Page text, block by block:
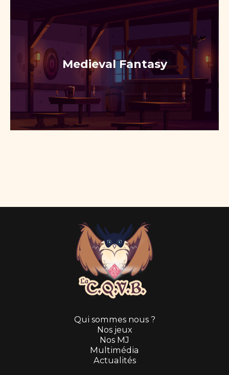
Medieval Fantasy
Qui sommes nous ?
Nos jeux
Nos MJ
Multimédia
Actualités